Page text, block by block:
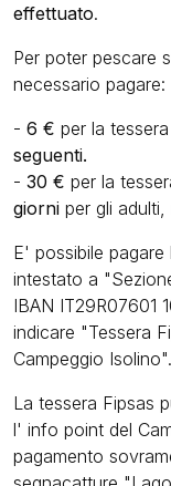
effettuato.
Per poter pescare
necessario pagare:
- 6 € per la tessera
seguenti.
- 30 € per la
giorni per gli
E' possibile pagare
intestato a
IBAN IT29R07601
indicare "Tessera
Campeggio Isolino".
La tessera Fipsas
l' info point del
pagamento